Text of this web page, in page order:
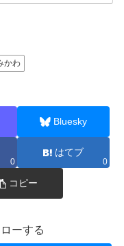
かわ
Bluesky
0
はてブ
0
コピー
ーする